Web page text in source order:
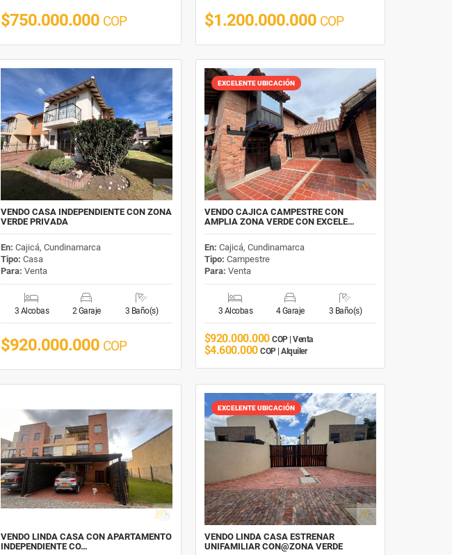
$750.000.000 COP $1.200.000.000 COP
VENDO CASA INDEPENDIENTE CON ZONA
VERDE PRIVADA
En: Cajicá, Cundinamarca
Tipo: Casa
Para: Venta
3 Alcobas 2 Garaje 3 Baño(s)
$920.000.000 COP
EXCELENTE UBICACIÓN
VENDO CAJICA CAMPESTRE CON
AMPLIA ZONA VERDE CON EXCELE…
En: Cajicá, Cundinamarca
Tipo: Campestre
Para: Venta
3 Alcobas 4 Garaje 3 Baño(s)
$920.000.000COP | Venta
$4.600.000COP | Alquiler
VENDO LINDA CASA CON APARTAMENTO
INDEPENDIENTE CO…
EXCELENTE UBICACIÓN
VENDO LINDA CASA ESTRENAR
UNIFAMILIAR CON@ZONA VERDE